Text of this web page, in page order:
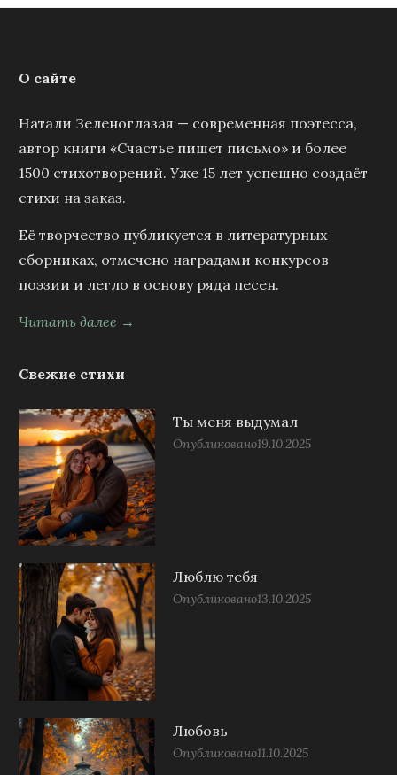
О сайте
Натали Зеленоглазая — современная поэтесса,
автор книги «Счастье пишет письмо» и более
1500 стихотворений. Уже 15 лет успешно создаёт
стихи на заказ.
Её творчество публикуется в литературных
сборниках, отмечено наградами конкурсов
поэзии и легло в основу ряда песен.
Читать далее →
Свежие стихи
Ты меня выдумал
Опубликовано19.10.2025
Люблю тебя
Опубликовано13.10.2025
Любовь
Опубликовано11.10.2025